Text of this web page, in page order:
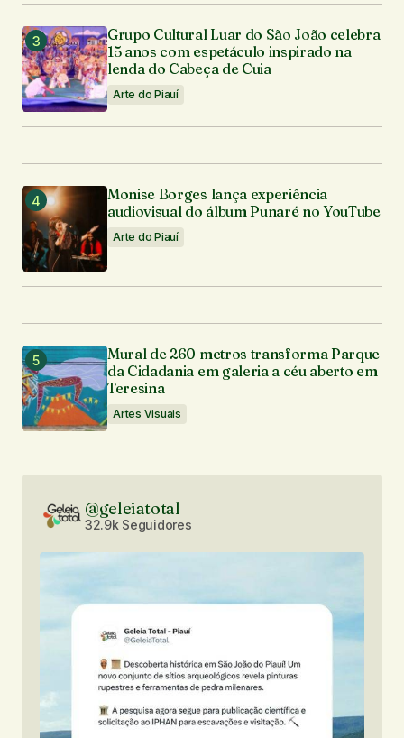
Grupo Cultural Luar do São João celebra
15 anos com espetáculo inspirado na
lenda do Cabeça de Cuia
Arte do Piauí
Monise Borges lança experiência
audiovisual do álbum Punaré no YouTube
Arte do Piauí
Mural de 260 metros transforma Parque
da Cidadania em galeria a céu aberto em
Teresina
Artes Visuais
@geleiatotal
32.9k Seguidores